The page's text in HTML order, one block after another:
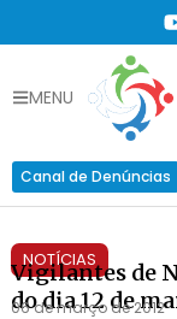
MENU
Canal de Denúncias
NOTÍCIAS
Vigilantes de
do dia 12 de
06 de março de 2012